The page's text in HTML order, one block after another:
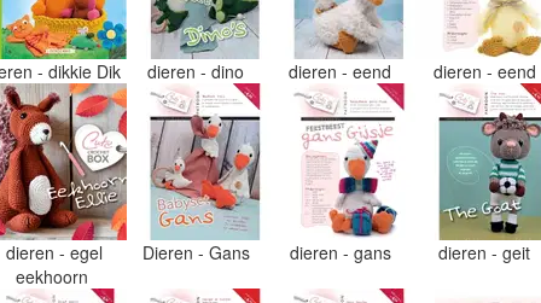
- dikkie Dik dieren - dino dieren - eend dieren - eend
dieren - egel
eekhoorn
Dieren - Gans dieren - gans dieren - geit